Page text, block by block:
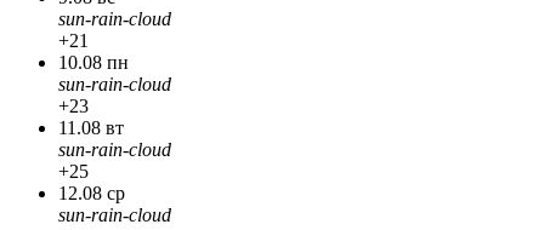
sun-rain-cloud
+21
10.08 пн
sun-rain-cloud
+23
11.08 вт
sun-rain-cloud
+25
12.08 ср
sun-rain-cloud